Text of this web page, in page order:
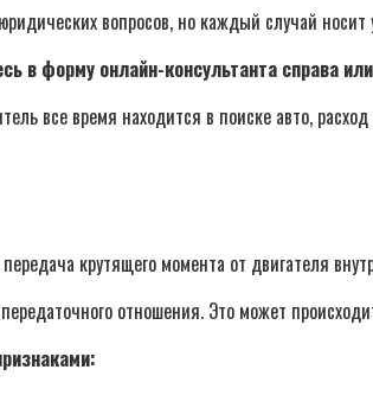
вопросов, но каждый случай носит
в форму онлайн-консультанта справа
все время находится в поиске авто,
крутящего момента от двигателя
отношения. Это может